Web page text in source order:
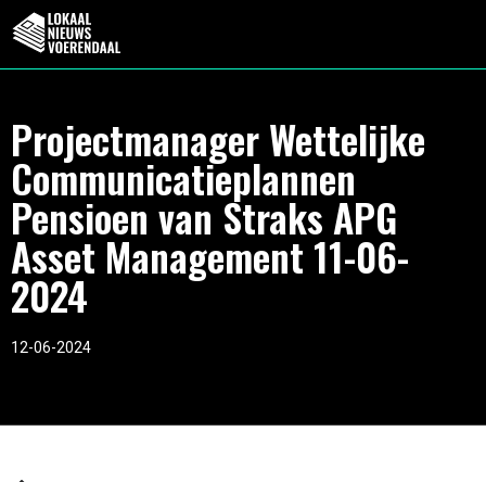
Projectmanager Wettelijke
Communicatieplannen
Pensioen van Straks APG
Asset Management 11-06-
2024
12-06-2024